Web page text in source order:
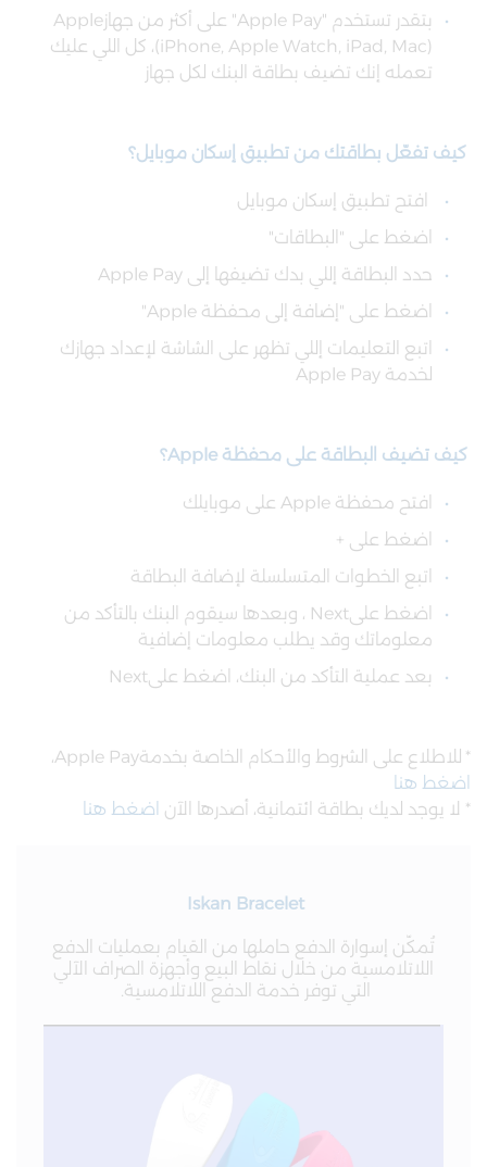
بتقدر تستخدم "Apple Pay" على أكثر من جهازApple
(iPhone, Apple Watch, iPad, Mac)، كل اللي عليك
تعمله إنك تضيف بطاقة البنك لكل جهاز
كيف تفعّل بطاقتك من تطبيقإسكان موبايل؟
افتح تطبيق إسكان موبايل
اضغط على "البطاقات"
حدد البطاقة إللي بدك تضيفها إلى Apple Pay
اضغط على "إضافة إلى محفظة Apple"
اتبع التعليمات إللي تظهر على الشاشة لإعداد جهازك
لخدمة Apple Pay
كيف تضيف البطاقة على محفظةApple؟
افتح محفظة Apple على موبايلك
اضغط على +
اتبع الخطوات المتسلسلة لإضافة البطاقة
اضغط علىNext ، وبعدها سيقوم البنك بالتأكد من
معلوماتك وقد يطلب معلومات إضافية
بعد عملية التأكد من البنك، اضغط علىNext
*للاطلاع على الشروط والأحكام الخاصة بخدمةApple Pay،
اضغط هنا
* لا يوجد لديك بطاقة ائتمانية، أصدرها الآن ​ اضغط هنا​
Iskan Bracelet
تُمكّن إسوارة الدفع حاملها من القيام بعمليات الدفع
اللاتلامسية من خلال نقاط البيع وأجهزة الصراف الآلي
التي توفر خدمة الدفع اللاتلامسية.